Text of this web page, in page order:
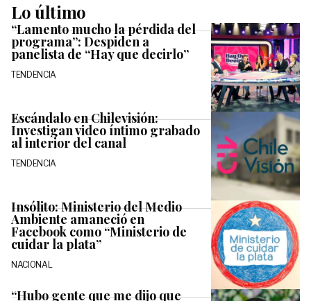
Lo último
“Lamento mucho la pérdida del
programa”: Despiden a
panelista de “Hay que decirlo”
TENDENCIA
Escándalo en Chilevisión:
Investigan video íntimo grabado
al interior del canal
TENDENCIA
Insólito: Ministerio del Medio
Ambiente amaneció en
Facebook como “Ministerio de
cuidar la plata”
NACIONAL
“Hubo gente que me dijo que